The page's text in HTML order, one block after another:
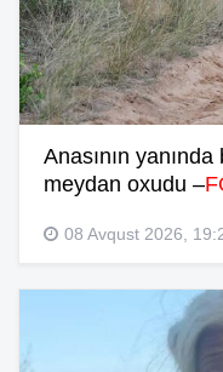
Anasının
meydan oxudu –
08 Avqust 2026,